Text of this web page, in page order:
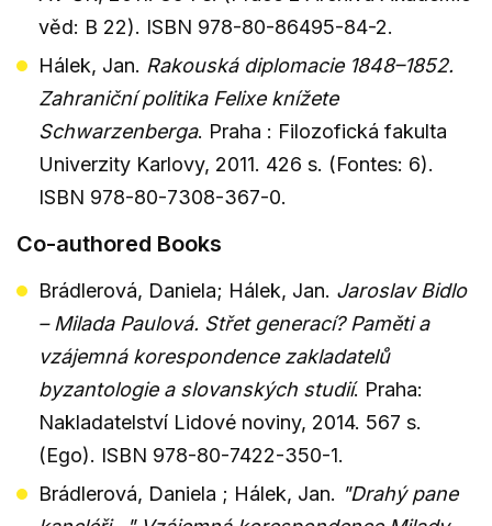
věd: B 22). ISBN 978-80-86495-84-2.
Hálek, Jan. Rakouská diplomacie 1848–1852.
Zahraniční politika Felixe knížete
Schwarzenberga. Praha : Filozofická fakulta
Univerzity Karlovy, 2011. 426 s. (Fontes: 6).
ISBN 978-80-7308-367-0.
Co-authored Books
Brádlerová, Daniela; Hálek, Jan. Jaroslav Bidlo
– Milada Paulová. Střet generací? Paměti a
vzájemná korespondence zakladatelů
byzantologie a slovanských studií. Praha:
Nakladatelství Lidové noviny, 2014. 567 s.
(Ego). ISBN 978-80-7422-350-1.
Brádlerová, Daniela ; Hálek, Jan. "Drahý pane